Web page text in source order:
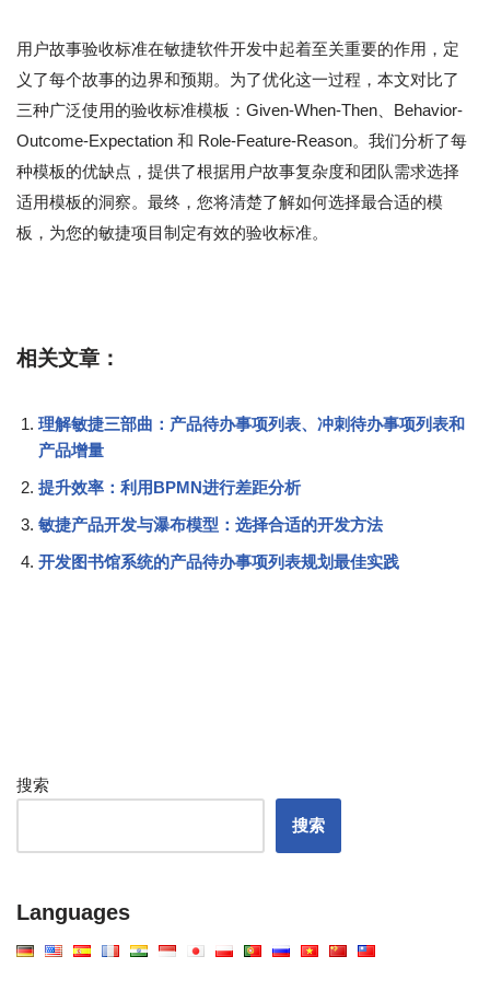
用户故事验收标准在敏捷软件开发中起着至关重要的作用，定
义了每个故事的边界和预期。为了优化这一过程，本文对比了
三种广泛使用的验收标准模板：Given-When-Then、Behavior-
Outcome-Expectation 和 Role-Feature-Reason。我们分析了每
种模板的优缺点，提供了根据用户故事复杂度和团队需求选择
适用模板的洞察。最终，您将清楚了解如何选择最合适的模
板，为您的敏捷项目制定有效的验收标准。
相关文章：
理解敏捷三部曲：产品待办事项列表、冲刺待办事项列表和
产品增量
提升效率：利用BPMN进行差距分析
敏捷产品开发与瀑布模型：选择合适的开发方法
开发图书馆系统的产品待办事项列表规划最佳实践
搜索
搜索
Languages